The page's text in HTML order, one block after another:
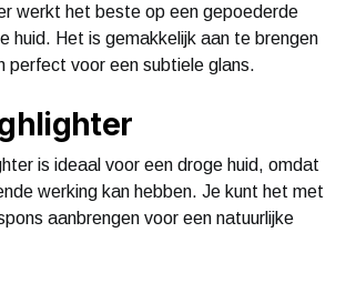
werkt het beste op een gepoederde
huid. Het is gemakkelijk aan te brengen
perfect voor een subtiele glans.
is ideaal voor een droge huid, omdat
werking kan hebben. Je kunt het met
aanbrengen voor een natuurlijke